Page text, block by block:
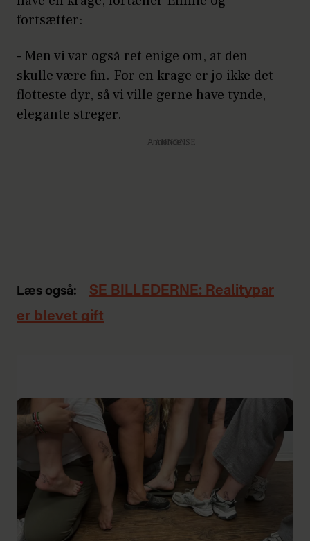
fortsætter:
- Men vi var også ret enige om, at den
skulle være fin. For en krage er jo ikke det
flotteste dyr, så vi ville gerne have tynde,
elegante streger.
Annonce
Læs også:
SE BILLEDERNE: Realitypar
er blevet gift